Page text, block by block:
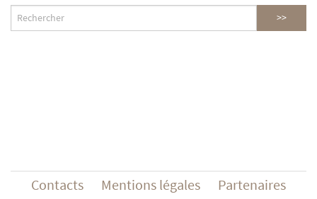
Contacts Mentions légales
Partenaires